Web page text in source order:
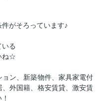
がそろっています♪
る
ね☆
ン、新築物件、家具家電付
外国籍、格安賃貸、激安賃